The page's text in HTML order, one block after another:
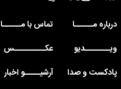
درباره مــــــا
تماس با مــــــا
ویــــــــدیو
عکــــــــــس
پادکست و صدا
آرشیـــــو اخبار